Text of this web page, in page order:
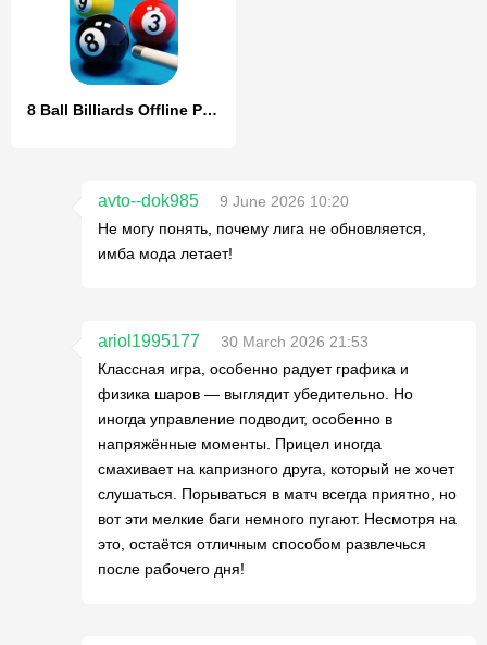
8 Ball Billiards Offline Pool
avto--dok985
9 June 2026 10:20
Не могу понять, почему лига не обновляется,
имба мода летает!
ariol1995177
30 March 2026 21:53
Классная игра, особенно радует графика и
физика шаров — выглядит убедительно. Но
иногда управление подводит, особенно в
напряжённые моменты. Прицел иногда
смахивает на капризного друга, который не хочет
слушаться. Порываться в матч всегда приятно, но
вот эти мелкие баги немного пугают. Несмотря на
это, остаётся отличным способом развлечься
после рабочего дня!